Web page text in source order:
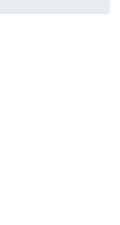
國貓咪盃競賽暨創意
-摸彩活動